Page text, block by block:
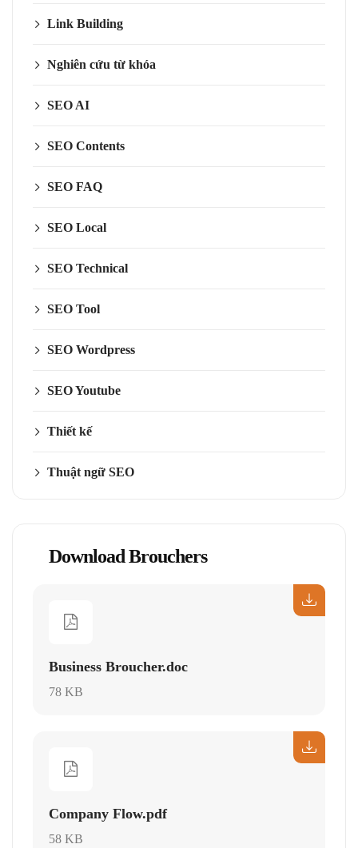
Link Building
Nghiên cứu từ khóa
SEO AI
SEO Contents
SEO FAQ
SEO Local
SEO Technical
SEO Tool
SEO Wordpress
SEO Youtube
Thiết kế
Thuật ngữ SEO
Download Brouchers
Business Broucher.doc
78 KB
Company Flow.pdf
58 KB